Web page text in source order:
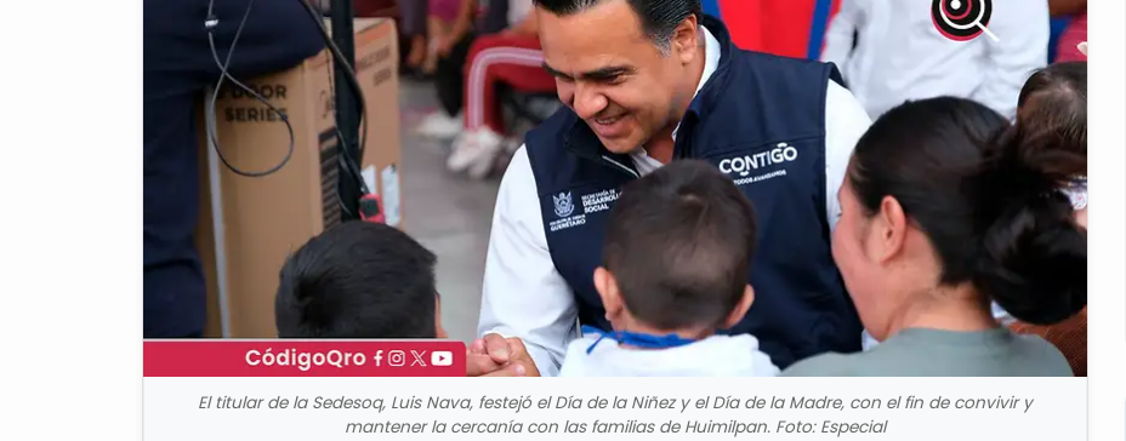
El titular de la Sedesoq, Luis Nava, festejó el Día de la Niñez y el Día de la Madre, con el fin de convivir y
mantener la cercanía con las familias de Huimilpan. Foto: Especial